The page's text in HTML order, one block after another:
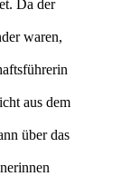
Da der
waren,
aus dem
über das